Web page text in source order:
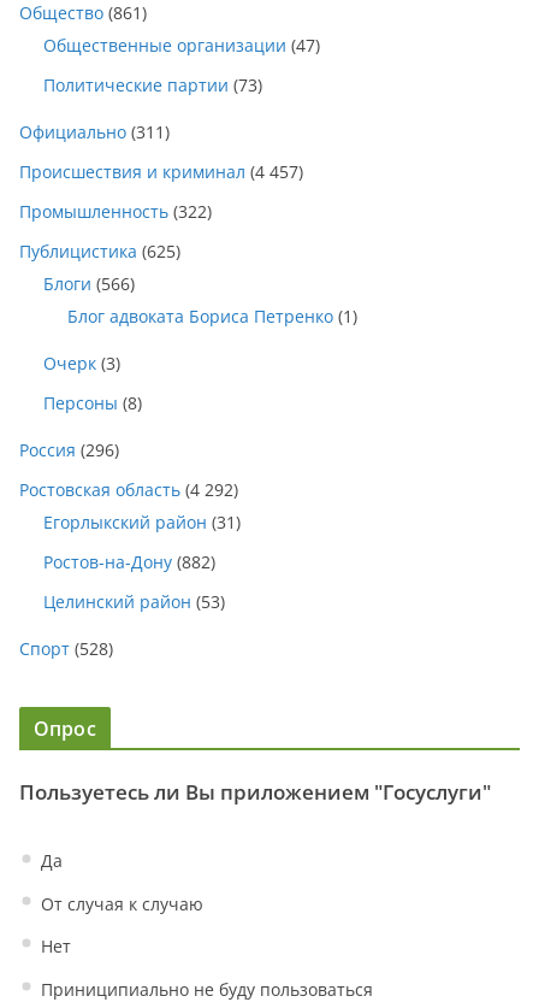
Общество (861)
Общественные организации (47)
Политические партии (73)
Официально (311)
Происшествия и криминал (4 457)
Промышленность (322)
Публицистика (625)
Блоги (566)
Блог адвоката Бориса Петренко (1)
Очерк (3)
Персоны (8)
Россия (296)
Ростовская область (4 292)
Егорлыкский район (31)
Ростов-на-Дону (882)
Целинский район (53)
Спорт (528)
Опрос
Пользуетесь ли Вы приложением "Госуслуги"
Да
От случая к случаю
Нет
Приниципиально не буду пользоваться